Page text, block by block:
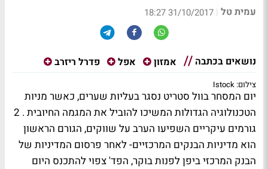
עמית טל |
31/10/2017 18:27
נושאים בכתבה אמזון אפל פדרל ריזרב
צילום: Istock
יום המסחר בוול סטריט נסגר בעליות שערים, כאשר מניות
הטכנולוגיה הגדולות המשיכו להוביל את המגמה החיובית . 2
גורמים עיקריים השפיעו הערב על שווקים, הגורם הראשון
הוא מדיניות הבנקים המרכזיים- לאחר פרסום המדיניות של
הבנק המרכזי ביפן לפנות בוקר, הפד' צפוי להתכנס היום